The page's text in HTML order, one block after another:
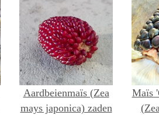
Aardbeienmaïs (Zea
mays japonica) zaden
Maïs